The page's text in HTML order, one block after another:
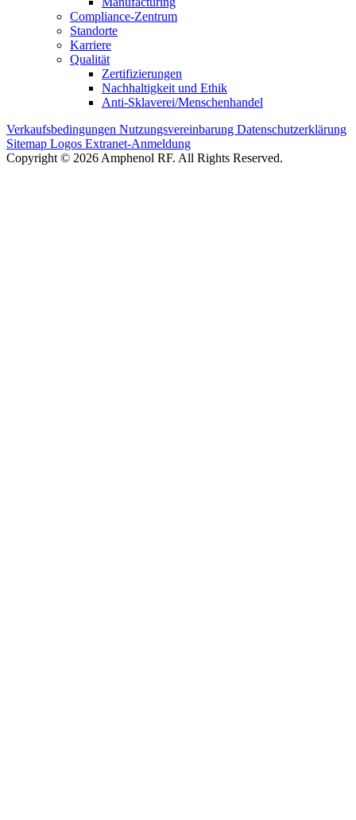
Compliance-Zentrum
Standorte
Karriere
Qualität
Zertifizierungen
Nachhaltigkeit und Ethik
Anti-Sklaverei/Menschenhandel
Verkaufsbedingungen Nutzungsvereinbarung Datenschutzerklärung
Sitemap Logos Extranet-Anmeldung
Copyright © 2026 Amphenol RF. All Rights Reserved.